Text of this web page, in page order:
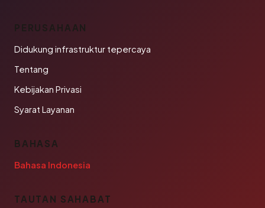
PERUSAHAAN
Didukung infrastruktur tepercaya
Tentang
Kebijakan Privasi
Syarat Layanan
BAHASA
Bahasa Indonesia
TAUTAN SAHABAT